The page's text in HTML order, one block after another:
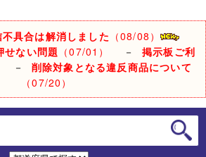
不具合は解消しました （08/08）
せない問題 （07/01） －掲示板ご利
－ 削除対象となる違反商品について
（07/20）